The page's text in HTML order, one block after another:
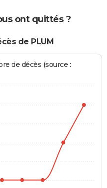
ont quittés ?
de PLUM
de décès (source :